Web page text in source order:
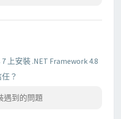
上安裝 .NET Framework 4.8
？
遇到的問題